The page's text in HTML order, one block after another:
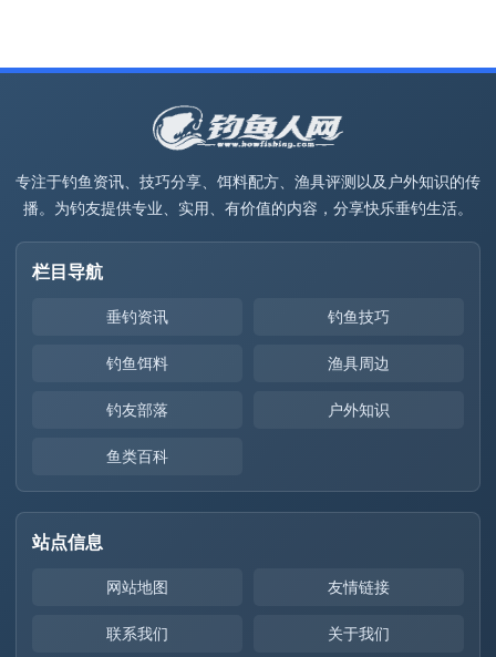
专注于钓鱼资讯、技巧分享、饵料配方、渔具评测以及户外知识的传
播。为钓友提供专业、实用、有价值的内容，分享快乐垂钓生活。
栏目导航
垂钓资讯 钓鱼技巧
钓鱼饵料 渔具周边
钓友部落 户外知识
鱼类百科
站点信息
网站地图 友情链接
联系我们 关于我们